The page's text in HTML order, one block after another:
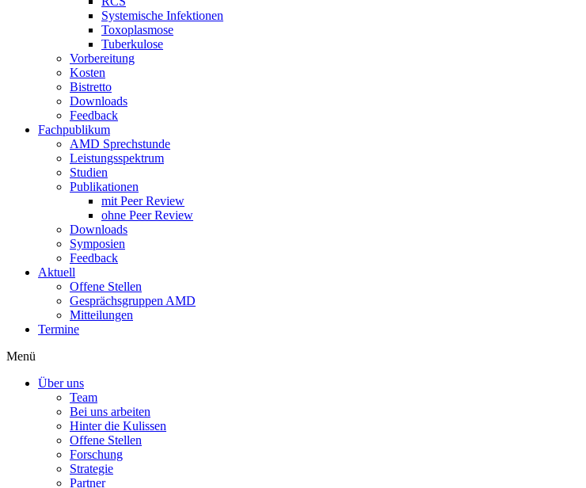
Systemische Infektionen
Toxoplasmose
Tuberkulose
Vorbereitung
Kosten
Bistretto
Downloads
Feedback
Fachpublikum
AMD Sprechstunde
Leistungsspektrum
Studien
Publikationen
mit Peer Review
ohne Peer Review
Downloads
Symposien
Feedback
Aktuell
Offene Stellen
Gesprächsgruppen AMD
Mitteilungen
Termine
Menü
Über uns
Team
Bei uns arbeiten
Hinter die Kulissen
Offene Stellen
Forschung
Strategie
Partner